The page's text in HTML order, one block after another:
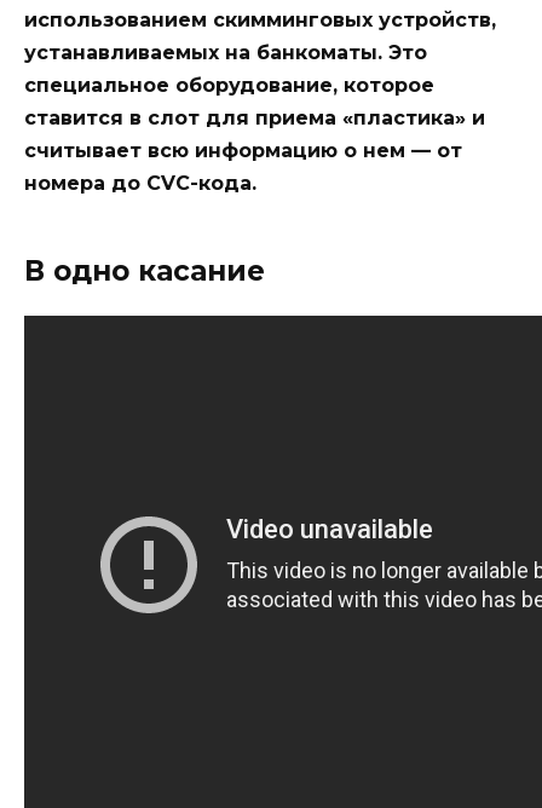
использованием скимминговых устройств,
устанавливаемых на банкоматы. Это
специальное оборудование, которое
ставится в слот для приема «пластика» и
считывает всю информацию о нем — от
номера до CVC-кода.
В одно касание